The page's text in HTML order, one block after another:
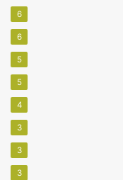
6
6
5
5
4
3
3
3